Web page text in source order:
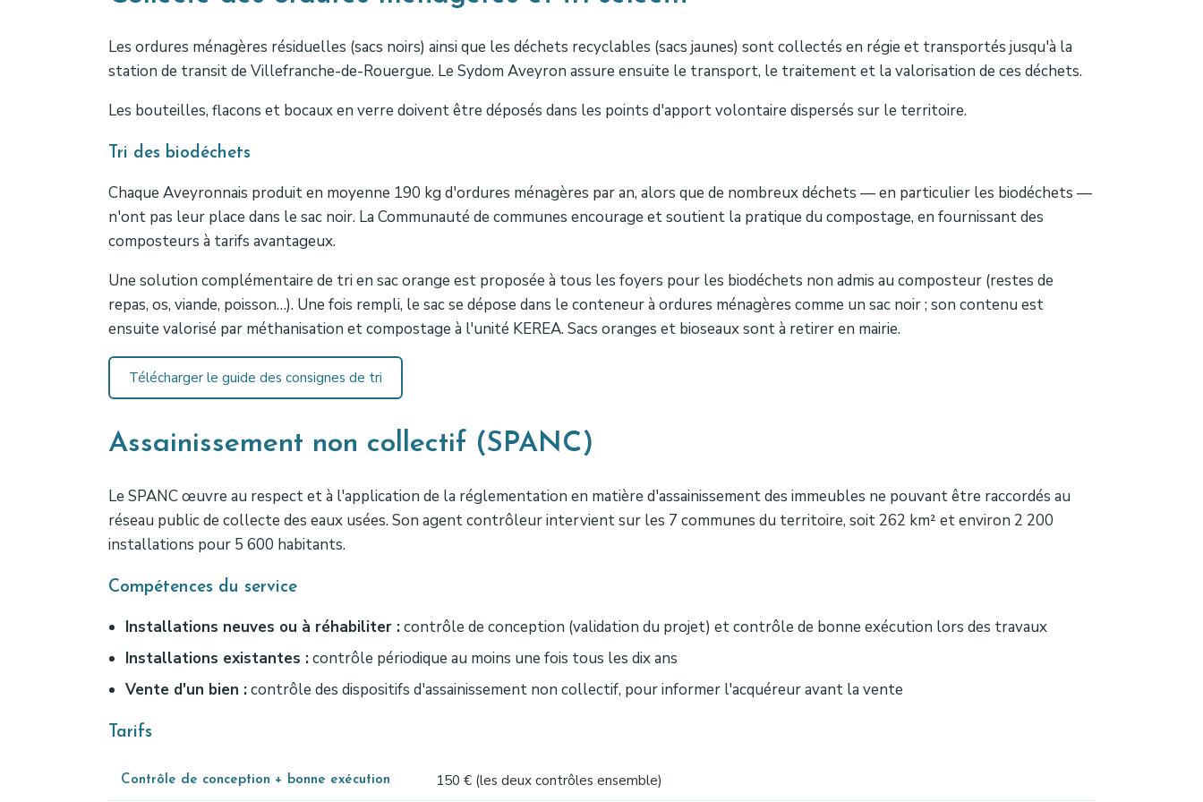
Les ordures ménagères résiduelles (sacs noirs) ainsi que les déchets recyclables (sacs jaunes) sont collectés en régie et transportés jusqu'à la
station de transit de Villefranche-de-Rouergue. Le Sydom Aveyron assure ensuite le transport, le traitement et la valorisation de ces déchets.
Les bouteilles, flacons et bocaux en verre doivent être déposés dans les points d'apport volontaire dispersés sur le territoire.
Tri des biodéchets
Chaque Aveyronnais produit en moyenne 190 kg d'ordures ménagères par an, alors que de nombreux déchets — en particulier les biodéchets —
n'ont pas leur place dans le sac noir. La Communauté de communes encourage et soutient la pratique du compostage, en fournissant des
composteurs à tarifs avantageux.
Une solution complémentaire de tri en sac orange est proposée à tous les foyers pour les biodéchets non admis au composteur (restes de
repas, os, viande, poisson…). Une fois rempli, le sac se dépose dans le conteneur à ordures ménagères comme un sac noir ; son contenu est
ensuite valorisé par méthanisation et compostage à l'unité KEREA. Sacs oranges et bioseaux sont à retirer en mairie.
Télécharger le guide des consignes de tri
Assainissement non collectif (SPANC)
Le SPANC œuvre au respect et à l'application de la réglementation en matière d'assainissement des immeubles ne pouvant être raccordés au
réseau public de collecte des eaux usées. Son agent contrôleur intervient sur les 7 communes du territoire, soit 262 km² et environ 2 200
installations pour 5 600 habitants.
Compétences du service
Installations neuves ou à réhabiliter :contrôle de conception (validation du projet) et contrôle de bonne exécution lors des travaux
Installations existantes :contrôle périodique au moins une fois tous les dix ans
Vente d'un bien :contrôle des dispositifs d'assainissement non collectif, pour informer l'acquéreur avant la vente
Tarifs
Contrôle de conception + bonne exécution 150 € (les deux contrôles ensemble)